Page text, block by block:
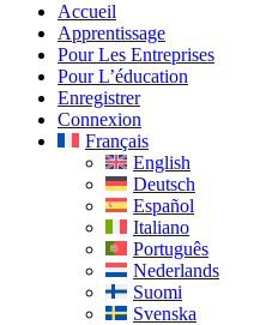
Accueil
Apprentissage
Pour Les Entreprises
Pour L’éducation
Enregistrer
Connexion
Français
English
Deutsch
Español
Italiano
Português
Nederlands
Suomi
Svenska